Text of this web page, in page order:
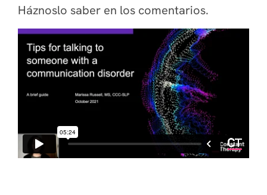
Háznoslo saber en los comentarios.